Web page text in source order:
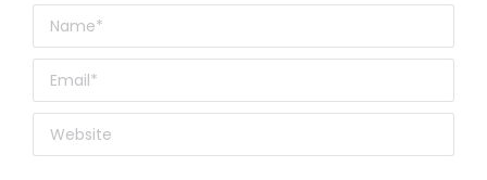
Name *
Email *
Website